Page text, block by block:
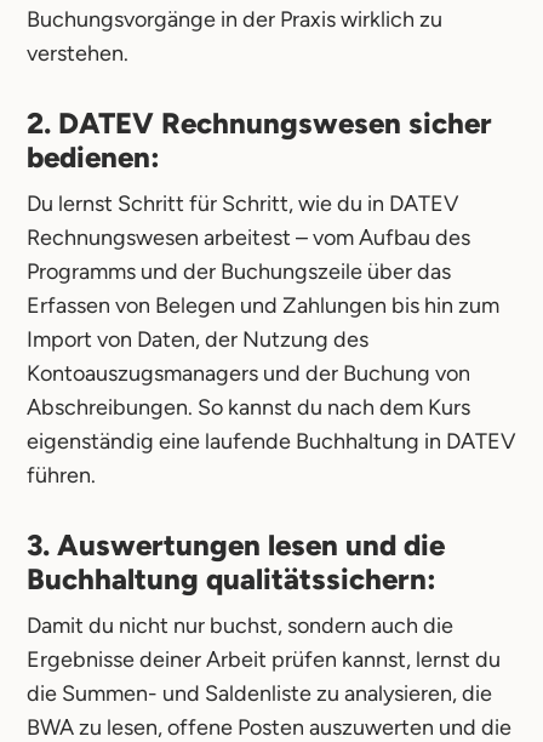
Buchungsvorgänge in der Praxis wirklich zu
verstehen.
2. DATEV Rechnungswesen sicher
bedienen:
Du lernst Schritt für Schritt, wie du in DATEV
Rechnungswesen arbeitest – vom Aufbau des
Programms und der Buchungszeile über das
Erfassen von Belegen und Zahlungen bis hin zum
Import von Daten, der Nutzung des
Kontoauszugsmanagers und der Buchung von
Abschreibungen. So kannst du nach dem Kurs
eigenständig eine laufende Buchhaltung in DATEV
führen.
3. Auswertungen lesen und die
Buchhaltung qualitätssichern:
Damit du nicht nur buchst, sondern auch die
Ergebnisse deiner Arbeit prüfen kannst, lernst du
die Summen- und Saldenliste zu analysieren, die
BWA zu lesen, offene Posten auszuwerten und die